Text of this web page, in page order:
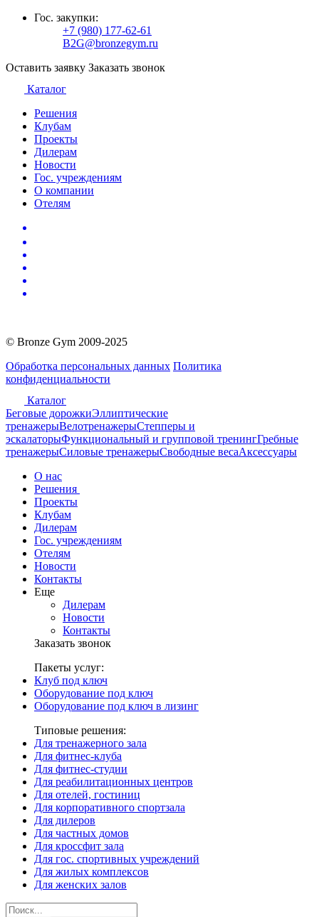
Гос. закупки:
+7 (980) 177-62-61
B2G@bronzegym.ru
Оставить заявку Заказать звонок
Каталог
Решения
Клубам
Проекты
Дилерам
Новости
Гос. учреждениям
О компании
Отелям
© Bronze Gym 2009-2025
Обработка персональных данных Политика
конфиденциальности
Каталог
Беговые дорожкиЭллиптические
тренажерыВелотренажерыСтепперы и
эскалаторыФункциональный и групповой тренингГребные
тренажерыСиловые тренажерыСвободные весаАксессуары
О нас
Решения
Проекты
Клубам
Дилерам
Гос. учреждениям
Отелям
Новости
Контакты
Еще
Дилерам
Новости
Контакты
Заказать звонок
Пакеты услуг:
Клуб под ключ
Оборудование под ключ
Оборудование под ключ в лизинг
Типовые решения:
Для тренажерного зала
Для фитнес-клуба
Для фитнес-студии
Для реабилитационных центров
Для отелей, гостиниц
Для корпоративного спортзала
Для дилеров
Для частных домов
Для кроссфит зала
Для гос. спортивных учреждений
Для жилых комплексов
Для женских залов